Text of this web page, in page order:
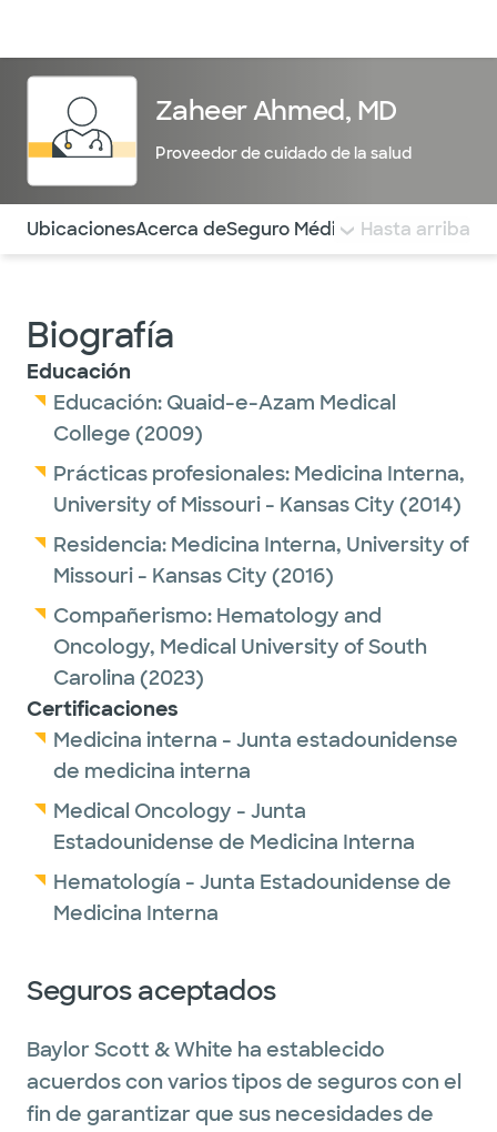
Zaheer Ahmed, MD
Proveedor de cuidado de la salud
Utilice esta navegación para saltar rápidamente a
UbicacionesAcerca deSeguro Médico COMENTARIOS
Hasta arriba
Biografía
Educación
Educación: Quaid-e-Azam Medical
College (2009)
Prácticas profesionales: Medicina Interna,
University of Missouri - Kansas City (2014)
Residencia: Medicina Interna, University of
Missouri - Kansas City (2016)
Compañerismo: Hematology and
Oncology, Medical University of South
Carolina (2023)
Certificaciones
Medicina interna - Junta estadounidense
de medicina interna
Medical Oncology - Junta
Estadounidense de Medicina Interna
Hematología - Junta Estadounidense de
Medicina Interna
Seguros aceptados
Baylor Scott & White ha establecido
acuerdos con varios tipos de seguros con el
fin de garantizar que sus necesidades de